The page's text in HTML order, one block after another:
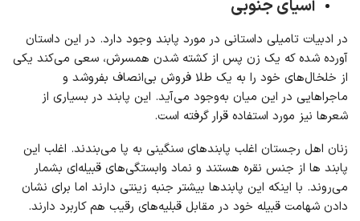
آسیای جنوبی
در ادبیات تامیلی داستانی در مورد پابند وجود دارد. در این داستان
آورده شده که یک زن پس از کشته شدن همسرش، سعی می‌کند یکی
از خلخال‌های خود را به یک طلا فروش بی‌انصاف بفروشد و
ماجراهایی در این میان به‌وجود می‌آید. این پابند در بسیاری از
شعرها نیز مورد استفاده قرار گرفته است.
زنان اهل رجستان اغلب پابندهای سنگینی به پا می‌بندند. اغلب این
پابند ها از جنس نقره هستند و نماد وابستگی‌های قبیله‌ای بشمار
می‌روند. با اینکه این پابندها بیشتر جنبه زینتی دارند اما برای نشان
دادن شهامت قبیله خود در مقابل قبلیه‌های رقیب هم کاربرد دارند.